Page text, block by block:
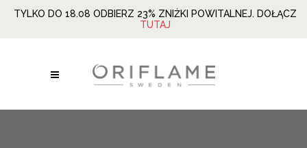
TYLKO DO 18.08 ODBIERZ 23% ZNIŻKI POWITALNEJ. DOŁĄCZ
TUTAJ